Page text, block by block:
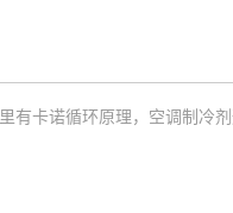
有卡诺循环原理，空调制冷